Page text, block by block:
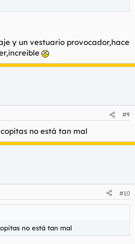
y un vestuario provocador,hace
#9
no está tan mal
#10
no está tan mal